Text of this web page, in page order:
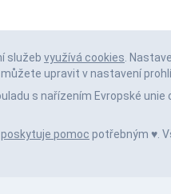
služeb využívá cookies.
upravit v nastavení
s nařízením Evropské unie
poskytuje pomoc potřebným ♥️.